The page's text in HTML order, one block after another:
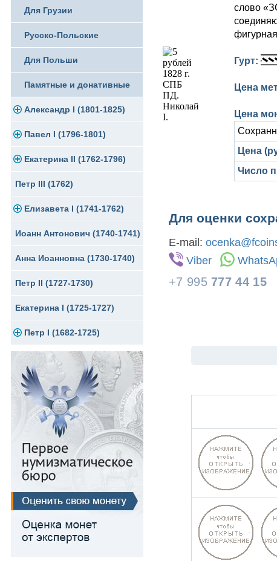
Памятные и донативные
Для Грузии
Русско-Польские
Для Польши
Памятные и донативные
Александр I (1801-1825)
Золото
Серебро
Медь
Для Грузии
Для Польши
Павел I (1796-1801)
Золото
Серебро
Медь
Екатерина II (1762-1796)
Золото
Серебро
Медь
Сибирские монеты
Для Молдавии и Валахии
Таврические монеты
Петр III (1762)
Елизавета I (1741-1762)
Золото
Серебро
Медь
Для Пруссии
Ливонезы
Альбертусталер
Иоанн Антонович (1740-1741)
Анна Иоанновна (1730-1740)
Петр II (1727-1730)
Екатерина I (1725-1727)
Петр I (1682-1725)
Золото
Серебро
Медь
Для Речи Посполитой
слово
Гурт:
Цена
Цена
Цена
Число
Для оценки
E-mail:
Viber
+7 995 777 44 15